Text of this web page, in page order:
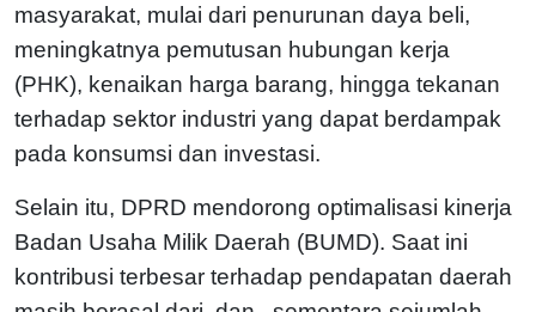
masyarakat, mulai dari penurunan daya beli,
meningkatnya pemutusan hubungan kerja
(PHK), kenaikan harga barang, hingga tekanan
terhadap sektor industri yang dapat berdampak
pada konsumsi dan investasi.
Selain itu, DPRD mendorong optimalisasi kinerja
Badan Usaha Milik Daerah (BUMD). Saat ini
kontribusi terbesar terhadap pendapatan daerah